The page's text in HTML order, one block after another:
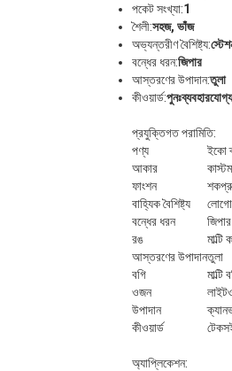
পকেট সংখ্যা:1
শৈলী:সহজ, ভাঁজ
অভ্যন্তরীণ বৈশিষ্ট্য:
বন্ধের ধরন:জিপার
আস্তরণের উপাদান:তুলা
কীওয়ার্ড:
প্রযুক্তিগত পরামিতি:
পণ্য
ইকো
আকার
ফাংশন
বাহ্যিক বৈশিষ্ট্য
লোগো
বন্ধের ধরন
জিপার
রঙ
মাল্টি
আস্তরণের উপাদানতুলা
বগি
মাল্টি
ওজন
উপাদান
কীওয়ার্ড
অ্যাপ্লিকেশন: